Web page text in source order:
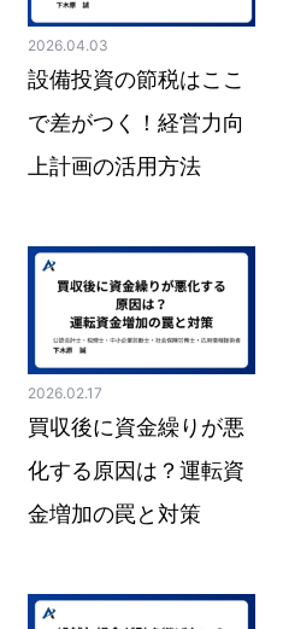
2026.04.03
設備投資の節税はここ
で差がつく！経営力向
上計画の活用方法
2026.02.17
買収後に資金繰りが悪
化する原因は？運転資
金増加の罠と対策